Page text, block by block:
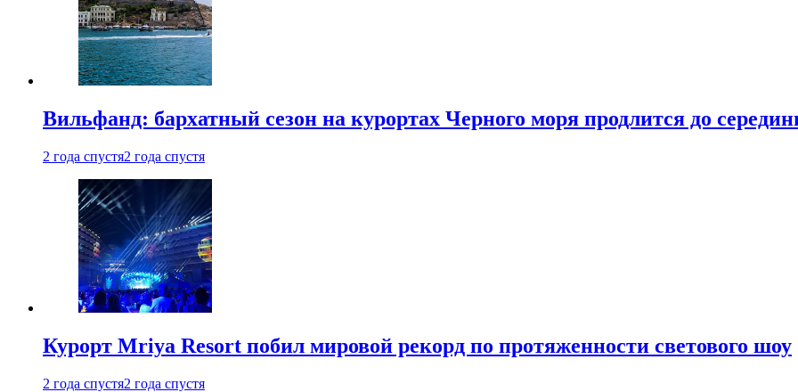
Вильфанд: бархатный сезон на курортах Черного моря продлится до
2 года спустя2 года спустя
Курорт Mriya Resort побил мировой рекорд по протяженности светового шоу
2 года спустя2 года спустя